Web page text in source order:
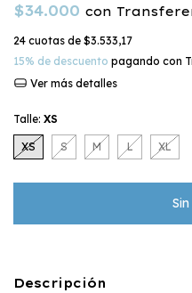
$34.000 con
24 cuotas de $3.533,17
15% de descuento pagando con
Ver más detalles
Talle: XS
XS S M L XL
Descripción